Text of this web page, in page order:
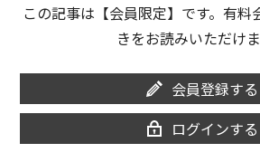
この記事は【会員限定】です。有
きをお読みいただけま
会員登録する
ログインする